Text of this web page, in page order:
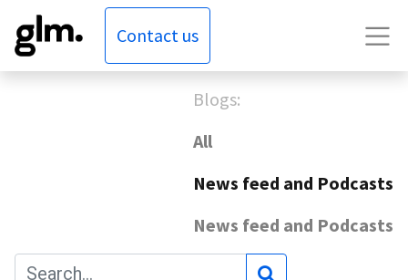
Contact us
Blogs:
All
News feed and Podcasts
News feed and Podcasts